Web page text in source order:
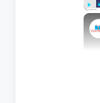
Play